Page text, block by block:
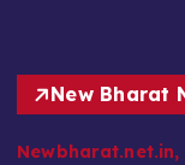
New Bharat
Newbharat.net.in, जो